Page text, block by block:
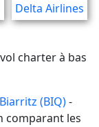
Delta Airlines
charter à bas
Biarritz (BIQ)-
comparant les